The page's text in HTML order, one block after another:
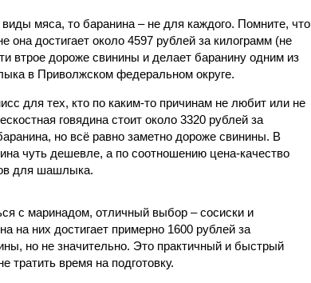
мяса, то баранина – не для каждого. Помните, что
она достигает около 4597 рублей за килограмм (не
втрое дороже свинины и делает баранину одним из
в Приволжском федеральном округе.
для тех, кто по каким-то причинам не любит или не
говядина стоит около 3320 рублей за
но всё равно заметно дороже свинины. В
чуть дешевле, а по соотношению цена-качество
для шашлыка.
с маринадом, отличный выбор – сосиски и
на них достигает примерно 1600 рублей за
но не значительно. Это практичный и быстрый
тратить время на подготовку.